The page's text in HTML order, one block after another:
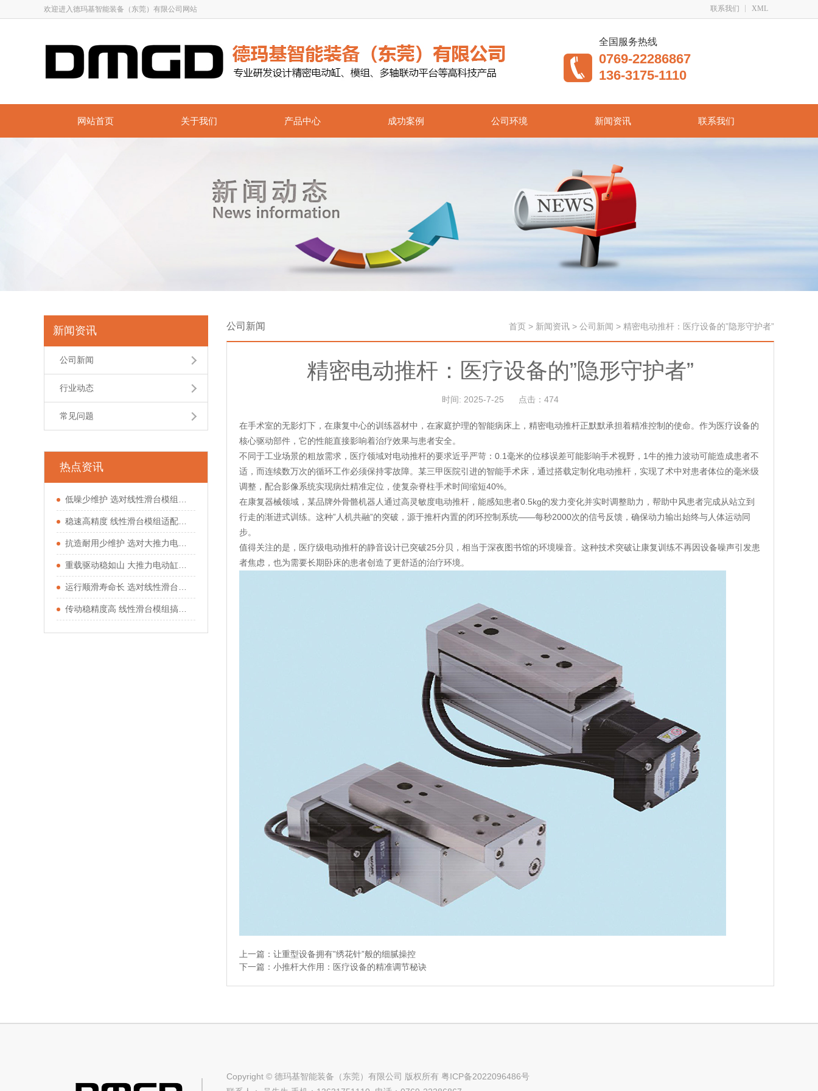
欢迎进入德玛基智能装备（东莞）有限公司网站 联系我们 XML
全国服务热线
0769-22286867
136-3175-1110
网站首页 关于我们 产品中心 成功案例 公司环境 新闻资讯 联系我们
新闻资讯
公司新闻
行业动态
常见问题
热点资讯
低噪少维护 选对线性滑台模组少走运动工位弯路
稳速高精度 线性滑台模组适配多类自动化工位
抗造耐用少维护 选对大推力电动缸少踩驱动坑
重载驱动稳如山 大推力电动缸适配重型工况
运行顺滑寿命长 选对线性滑台模组少走弯路
传动稳精度高 线性滑台模组搞定直线运动需求
公司新闻 首页 > 新闻资讯 > 公司新闻 > 精密电动推杆：医疗设备的”隐形守护者”
精密电动推杆：医疗设备的”隐形守护者”
时间: 2025-7-25 点击：474
在手术室的无影灯下，在康复中心的训练器材中，在家庭护理的智能病床上，精密电动推杆正默默承担着精准控制的使命。作为医疗设备的
核心驱动部件，它的性能直接影响着治疗效果与患者安全。
不同于工业场景的粗放需求，医疗领域对电动推杆的要求近乎严苛：0.1毫米的位移误差可能影响手术视野，1牛的推力波动可能造成患者不
适，而连续数万次的循环工作必须保持零故障。某三甲医院引进的智能手术床，通过搭载定制化电动推杆，实现了术中对患者体位的毫米级
调整，配合影像系统实现病灶精准定位，使复杂脊柱手术时间缩短40%。
在康复器械领域，某品牌外骨骼机器人通过高灵敏度电动推杆，能感知患者0.5kg的发力变化并实时调整助力，帮助中风患者完成从站立到
行走的渐进式训练。这种”人机共融”的突破，源于推杆内置的闭环控制系统——每秒2000次的信号反馈，确保动力输出始终与人体运动同
步。
值得关注的是，医疗级电动推杆的静音设计已突破25分贝，相当于深夜图书馆的环境噪音。这种技术突破让康复训练不再因设备噪声引发患
者焦虑，也为需要长期卧床的患者创造了更舒适的治疗环境。
上一篇： 让重型设备拥有”绣花针”般的细腻操控
下一篇： 小推杆大作用：医疗设备的精准调节秘诀
Copyright © 德玛基智能装备（东莞）有限公司 版权所有 粤ICP备2022096486号